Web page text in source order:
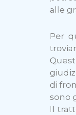
alle
Per
di
sono
Il